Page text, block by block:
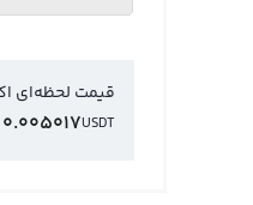
قیمت لحظه‌ای
USDT
0.005017